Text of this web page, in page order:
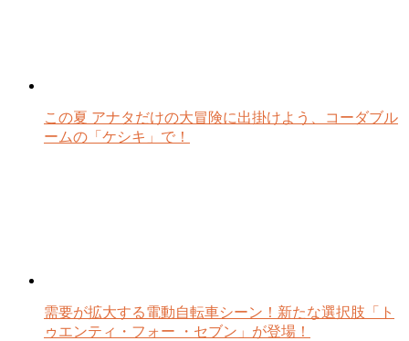
この夏 アナタだけの大冒険に出掛けよう、コーダブル
ームの「ケシキ」で！
需要が拡大する電動自転車シーン！新たな選択肢「ト
ゥエンティ・フォー ・セブン」が登場！